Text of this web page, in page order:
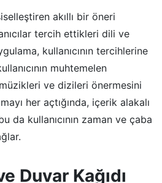
akıllı bir öneri
tercih ettikleri dili ve
kullanıcının tercihlerine
muhtemelen
ve dizileri önermesini
her açtığında, içerik alakalı
da kullanıcının zaman ve çaba
Duvar Kağıdı